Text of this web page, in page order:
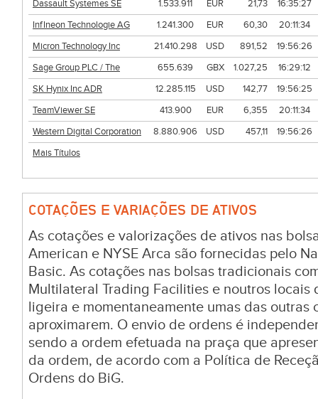
Dassault Systemes SE
1.533.911 EUR 21,73
16:35:27
InfIneon Technologie AG
1.241.300 EUR 60,30
20:11:34
Micron Technology Inc
21.410.298 USD 891,52
19:56:26
Sage Group PLC / The
655.639 GBX 1.027,25
16:29:12
SK Hynix Inc ADR
12.285.115 USD 142,77
19:56:25
TeamViewer SE
413.900 EUR 6,355
20:11:34
Western Digital Corporation
8.880.906 USD 457,11
19:56:26
Mais Títulos
COTAÇÕES E VARIAÇÕES DE ATIVOS
As cotações e valorizações de ativos nas
American e NYSE Arca são fornecidas pelo
Basic. As cotações nas bolsas tradicionais
Multilateral Trading Facilities e noutros
ligeira e momentaneamente umas das outras
aproximarem. O envio de ordens é
sendo a ordem efetuada na praça que
da ordem, de acordo com a Política de
Ordens do BiG.